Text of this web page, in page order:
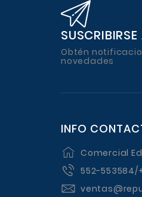
Obtén
novedades
INFO
Comercial
552-553584/